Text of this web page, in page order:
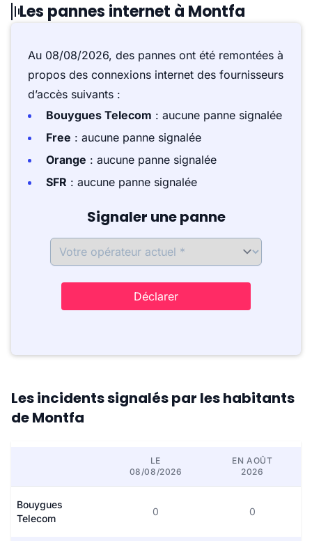
Les pannes internet à Montfa
Au 08/08/2026, des pannes ont été remontées à
propos des connexions internet des fournisseurs
d’accès suivants :
Bouygues Telecom : aucune panne signalée
Free : aucune panne signalée
Orange : aucune panne signalée
SFR : aucune panne signalée
Signaler une panne
Déclarer
Les incidents signalés par les habitants
de Montfa
LE
08/08/2026
EN AOÛT
2026
Bouygues
Telecom
0 0